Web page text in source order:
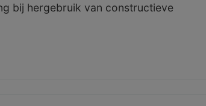
bij hergebruik van constructieve